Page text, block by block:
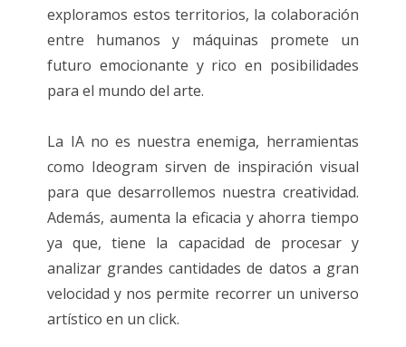
exploramos estos territorios, la colaboración
entre humanos y máquinas promete un
futuro emocionante y rico en posibilidades
para el mundo del arte.
La IA no es nuestra enemiga, herramientas
como Ideogram sirven de inspiración visual
para que desarrollemos nuestra creatividad.
Además, aumenta la eficacia y ahorra tiempo
ya que, tiene la capacidad de procesar y
analizar grandes cantidades de datos a gran
velocidad y nos permite recorrer un universo
artístico en un click.